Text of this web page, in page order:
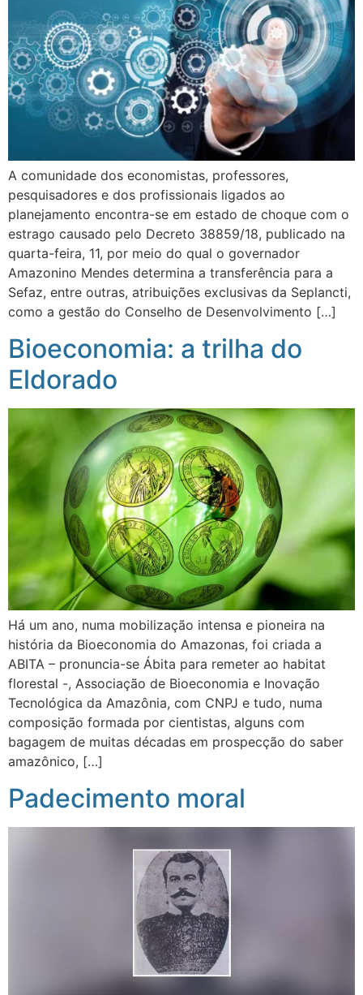
A comunidade dos economistas, professores,
pesquisadores e dos profissionais ligados ao
planejamento encontra-se em estado de choque com o
estrago causado pelo Decreto 38859/18, publicado na
quarta-feira, 11, por meio do qual o governador
Amazonino Mendes determina a transferência para a
Sefaz, entre outras, atribuições exclusivas da Seplancti,
como a gestão do Conselho de Desenvolvimento […]
Bioeconomia: a trilha do
Eldorado
Há um ano, numa mobilização intensa e pioneira na
história da Bioeconomia do Amazonas, foi criada a
ABITA – pronuncia-se Ábita para remeter ao habitat
florestal -, Associação de Bioeconomia e Inovação
Tecnológica da Amazônia, com CNPJ e tudo, numa
composição formada por cientistas, alguns com
bagagem de muitas décadas em prospecção do saber
amazônico, […]
Padecimento moral